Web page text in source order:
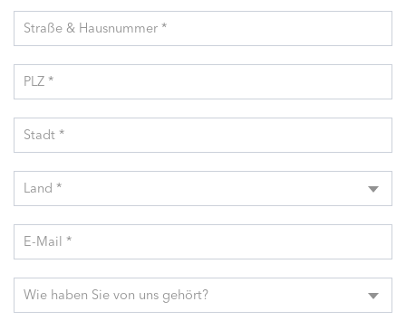
Straße & Hausnummer *
PLZ *
Stadt *
Land *
E-Mail *
Wie haben Sie von uns gehört?